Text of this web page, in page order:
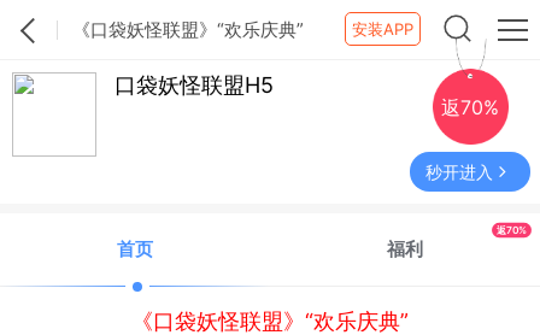
《口袋妖怪联盟》“欢乐庆典” 安装APP
口袋妖怪联盟H5
返70%
秒开进入
首页 福利
返70%
《口袋妖怪联盟》“欢乐庆典”